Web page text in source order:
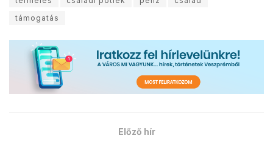
támogatás
Előző hír